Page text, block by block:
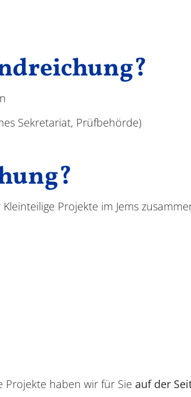
Sekretariat, Prüfbehörde)
Projekte im Jems
Projekte haben wir für Sieauf der